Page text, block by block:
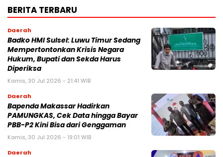
BERITA TERBARU
Daerah
Badko HMI Sulsel: Luwu Timur Sedang
Mempertontonkan Krisis Negara
Hukum, Bupati dan Sekda Harus
Diperiksa
Kamis, 30 Jul 2026 - 21:41 WIB
Daerah
Bapenda Makassar Hadirkan
PAMUNGKAS, Cek Data hingga Bayar
PBB-P2 Kini Bisa dari Genggaman
Kamis, 30 Jul 2026 - 19:01 WIB
Daerah